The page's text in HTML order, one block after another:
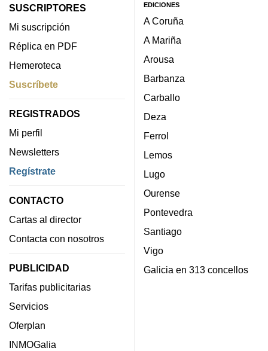
SUSCRIPTORES
Mi suscripción
Réplica en PDF
Hemeroteca
Suscríbete
REGISTRADOS
Mi perfil
Newsletters
Regístrate
CONTACTO
Cartas al director
Contacta con nosotros
PUBLICIDAD
Tarifas publicitarias
Servicios
Oferplan
INMOGalia
EDICIONES
A Coruña
A Mariña
Arousa
Barbanza
Carballo
Deza
Ferrol
Lemos
Lugo
Ourense
Pontevedra
Santiago
Vigo
Galicia en 313 concellos